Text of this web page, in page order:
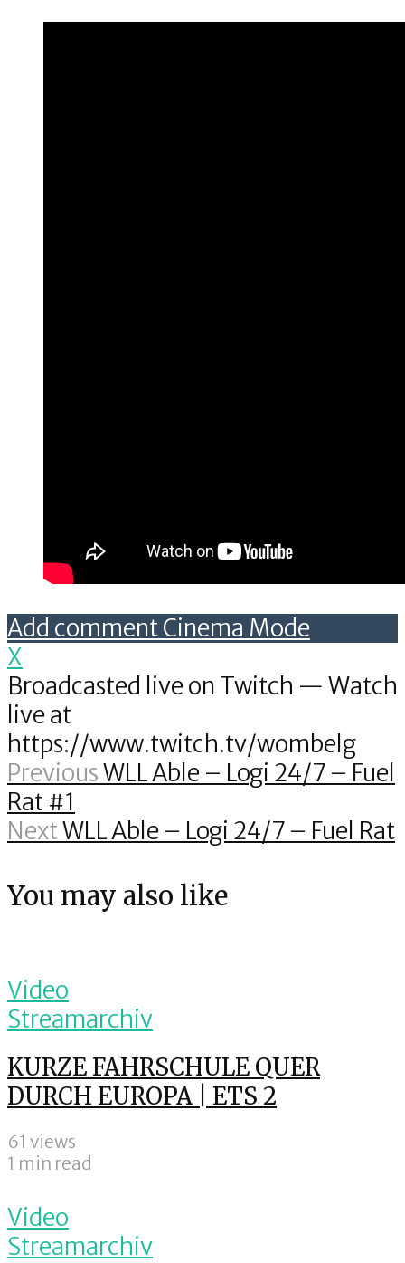
Add commentCinema Mode
X
Broadcasted live on Twitch — Watch
live at
https://www.twitch.tv/wombelg
PreviousWLL Able – Logi 24/7 – Fuel
Rat #1
NextWLL Able – Logi 24/7 – Fuel Rat
You may also like
Video
Streamarchiv
KURZE FAHRSCHULE QUER
DURCH EUROPA | ETS 2
61 views
1 min read
Video
Streamarchiv